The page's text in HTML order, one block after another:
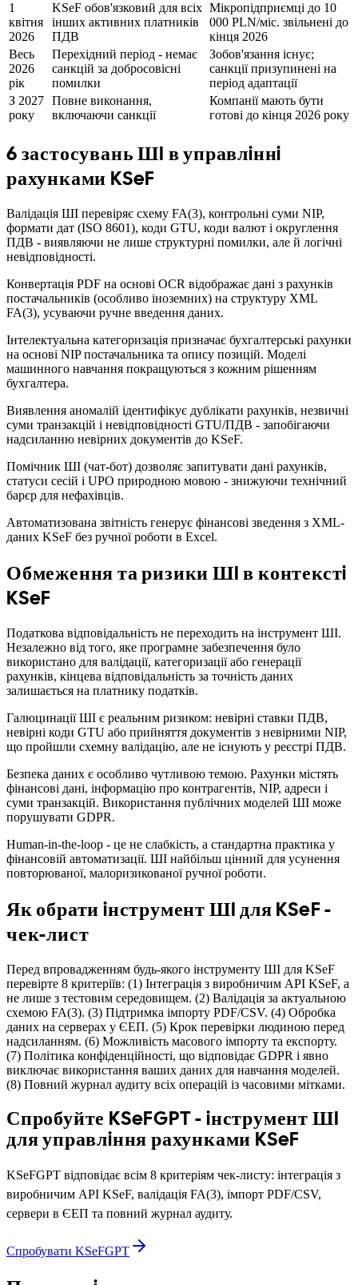
1
квiтня
2026
KSeF обов'язковий для всiх
iнших активних платникiв
ПДВ
Мiкропiдприємцi до 10
000 PLN/мiс. звiльненi до
кiнця 2026
Весь
2026
рiк
Перехiдний перiод - немає
санкцiй за добросовiснi
помилки
Зобов'язання iснує;
санкцiї призупиненi на
перiод адаптацiї
З 2027
року
Повне виконання,
включаючи санкцiї
Компанiї мають бути
готовi до кiнця 2026 року
6 застосувань ШI в управлiннi
рахунками KSeF
Валiдацiя ШI перевiряє схему FA(3), контрольнi суми NIP,
формати дат (ISO 8601), коди GTU, коди валют i округлення
ПДВ - виявляючи не лише структурнi помилки, але й логiчнi
невiдповiдностi.
Конвертацiя PDF на основi OCR вiдображає данi з рахункiв
постачальникiв (особливо iноземних) на структуру XML
FA(3), усуваючи ручне введення даних.
Iнтелектуальна категоризацiя призначає бухгалтерськi рахунки
на основi NIP постачальника та опису позицiй. Моделi
машинного навчання покращуються з кожним рiшенням
бухгалтера.
Виявлення аномалiй iдентифiкує дублiкати рахункiв, незвичнi
суми транзакцiй i невiдповiдностi GTU/ПДВ - запобiгаючи
надсиланню невiрних документiв до KSeF.
Помiчник ШI (чат-бот) дозволяє запитувати данi рахункiв,
статуси сесiй i UPO природною мовою - знижуючи технiчний
барєр для нефахiвцiв.
Автоматизована звiтнiсть генерує фiнансовi зведення з XML-
даних KSeF без ручної роботи в Excel.
Обмеження та ризики ШI в контекстi
KSeF
Податкова вiдповiдальнiсть не переходить на iнструмент ШI.
Незалежно вiд того, яке програмне забезпечення було
використано для валiдацiї, категоризацiї або генерацiї
рахункiв, кiнцева вiдповiдальнiсть за точнiсть даних
залишається на платнику податкiв.
Галюцинацiї ШI є реальним ризиком: невiрнi ставки ПДВ,
невiрнi коди GTU або прийняття документiв з невiрними NIP,
що пройшли схемну валiдацiю, але не iснують у реєстрi ПДВ.
Безпека даних є особливо чутливою темою. Рахунки мiстять
фiнансовi данi, iнформацiю про контрагентiв, NIP, адреси i
суми транзакцiй. Використання публiчних моделей ШI може
порушувати GDPR.
Human-in-the-loop - це не слабкiсть, а стандартна практика у
фiнансовiй автоматизацiї. ШI найбiльш цiнний для усунення
повторюваної, малоризикованої ручної роботи.
Як обрати iнструмент ШI для KSeF -
чек-лист
Перед впровадженням будь-якого iнструменту ШI для KSeF
перевiрте 8 критерiїв: (1) Iнтеграцiя з виробничим API KSeF, а
не лише з тестовим середовищем. (2) Валiдацiя за актуальною
схемою FA(3). (3) Пiдтримка iмпорту PDF/CSV. (4) Обробка
даних на серверах у ЄЕП. (5) Крок перевiрки людиною перед
надсиланням. (6) Можливiсть масового iмпорту та експорту.
(7) Полiтика конфiденцiйностi, що вiдповiдає GDPR i явно
виключає використання ваших даних для навчання моделей.
(8) Повний журнал аудиту всiх операцiй iз часовими мiтками.
Спробуйте KSeFGPT - iнструмент ШI
для управлiння рахунками KSeF
KSeFGPT вiдповiдає всiм 8 критерiям чек-листу: iнтеграцiя з
виробничим API KSeF, валiдацiя FA(3), iмпорт PDF/CSV,
сервери в ЄЕП та повний журнал аудиту.
Спробувати KSeFGPT